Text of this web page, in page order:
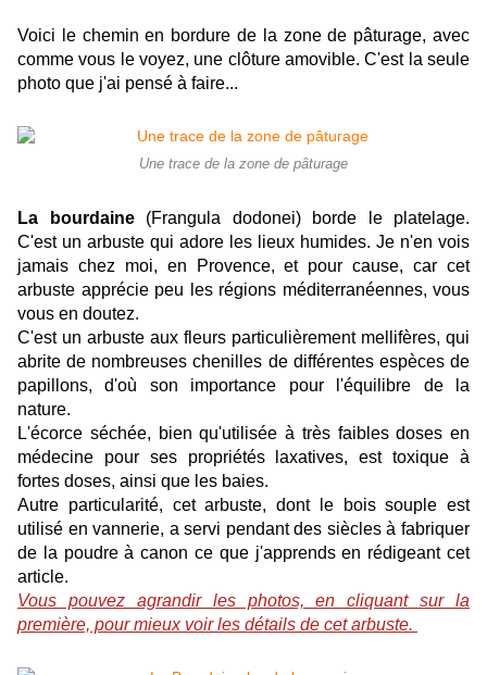
Voici le chemin en bordure de la zone de pâturage, avec
comme vous le voyez, une clôture amovible. C'est la seule
photo que j'ai pensé à faire...
Une trace de la zone de pâturage
La bourdaine (Frangula dodonei) borde le platelage.
C'est un arbuste qui adore les lieux humides. Je n'en vois
jamais chez moi, en Provence, et pour cause, car cet
arbuste apprécie peu les régions méditerranéennes, vous
vous en doutez.
C'est un arbuste aux fleurs particulièrement mellifères, qui
abrite de nombreuses chenilles de différentes espèces de
papillons, d'où son importance pour l'équilibre de la
nature.
L'écorce séchée, bien qu'utilisée à très faibles doses en
médecine pour ses propriétés laxatives, est toxique à
fortes doses, ainsi que les baies.
Autre particularité, cet arbuste, dont le bois souple est
utilisé en vannerie, a servi pendant des siècles à fabriquer
de la poudre à canon ce que j'apprends en rédigeant cet
article.
Vous pouvez agrandir les photos, en cliquant sur la
première, pour mieux voir les détails de cet arbuste.